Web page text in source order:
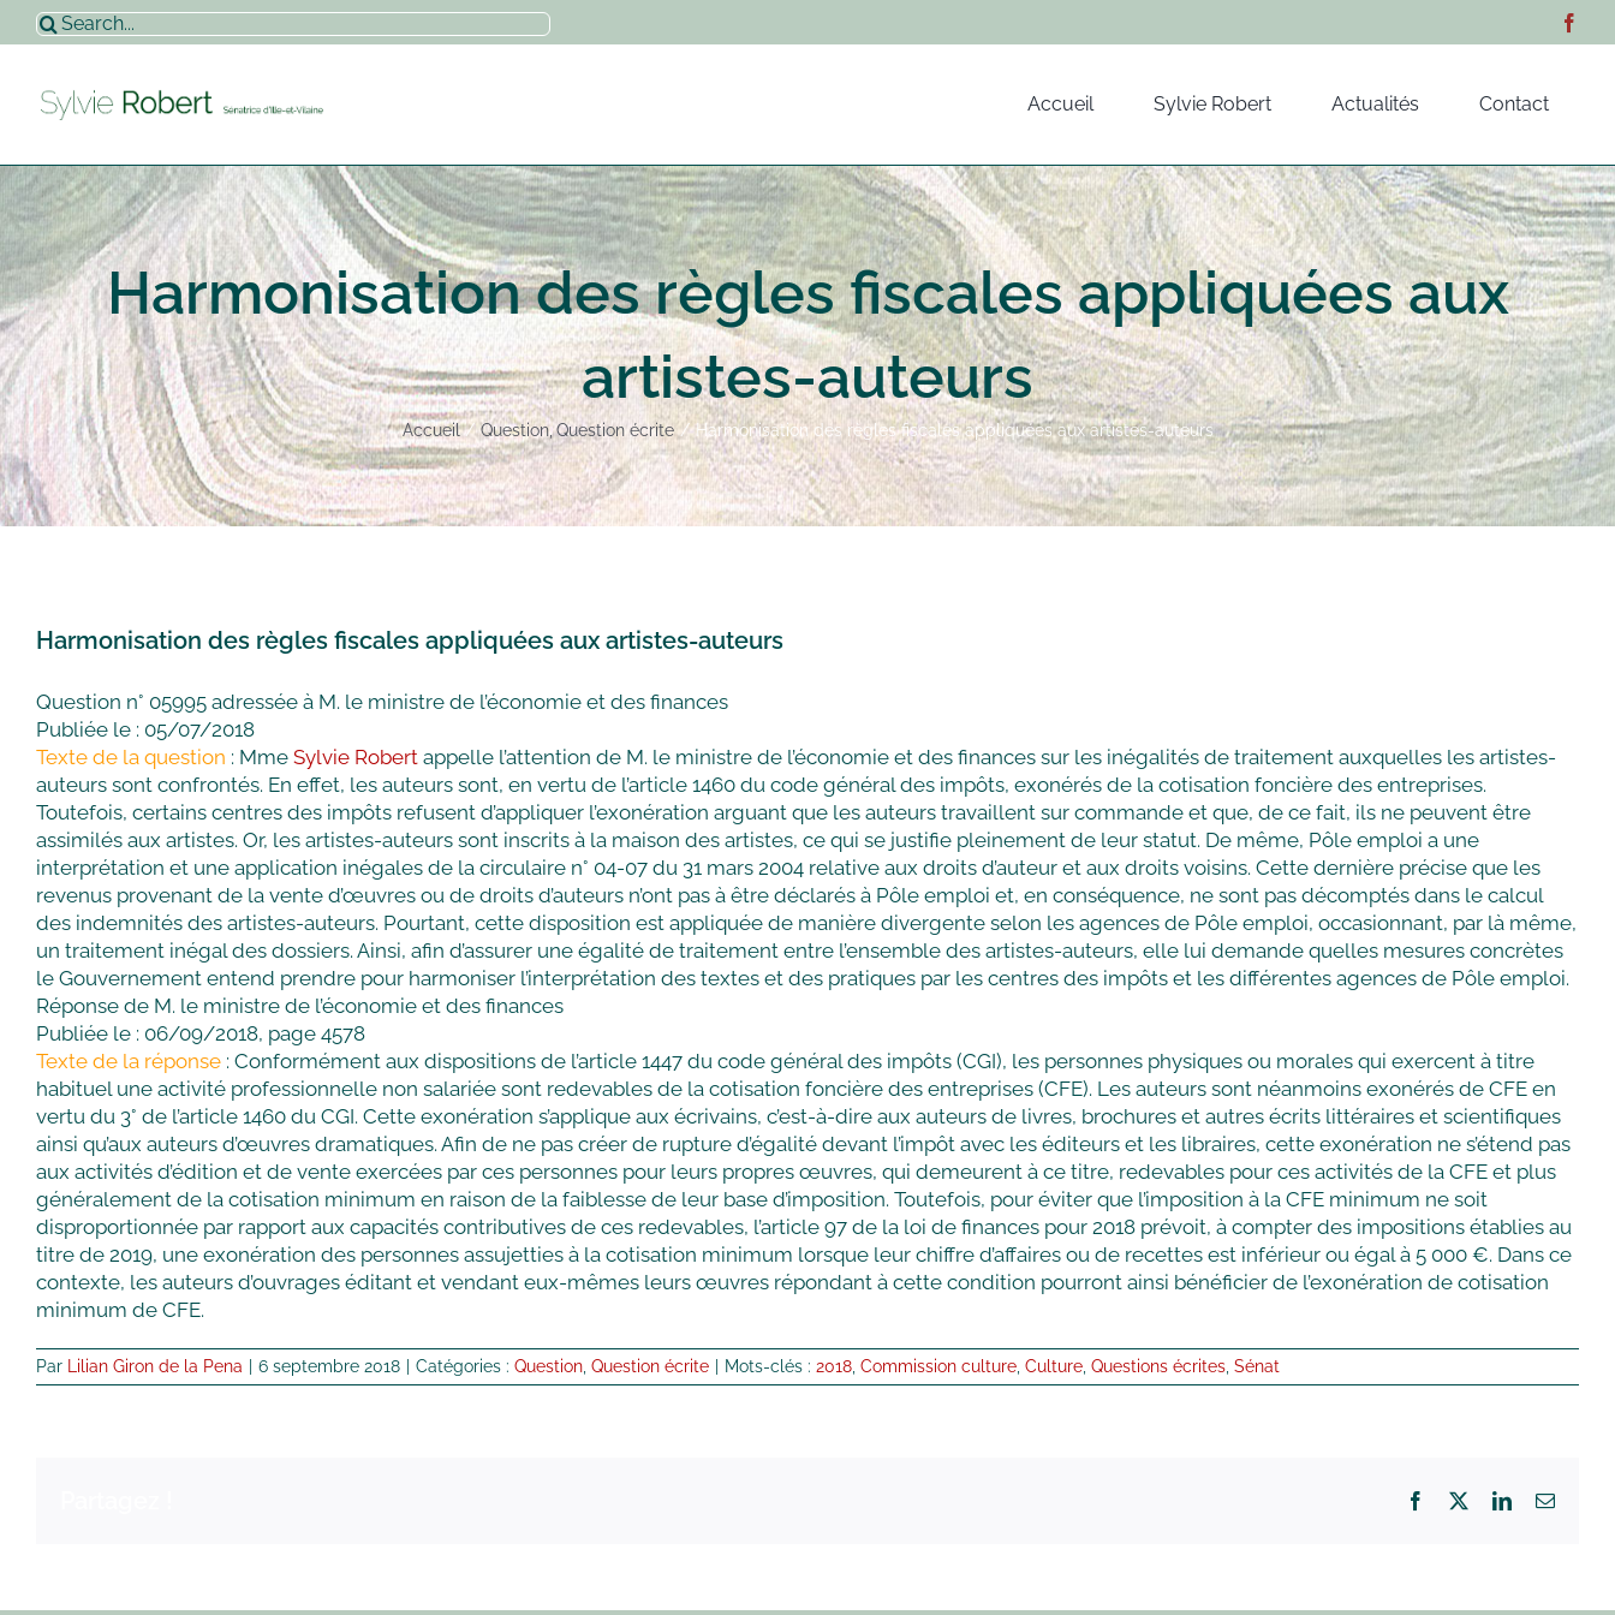
Passer
au
Rechercher:
Accueil Sylvie Robert Actualités Contact
Harmonisation des règles fiscales appliquées aux
artistes-auteurs
Accueil Question Question écrite Harmonisation des règles fiscales appliquées aux artistes-auteurs
Harmonisation des règles fiscales appliquées aux artistes-auteurs
Question n° 05995 adressée à M. le ministre de l’économie et des finances
Publiée le : 05/07/2018
Texte de la question : Mme Sylvie Robert appelle l’attention de M. le ministre de l’économie et des finances sur les inégalités de traitement auxquelles les artistes-
auteurs sont confrontés. En effet, les auteurs sont, en vertu de l’article 1460 du code général des impôts, exonérés de la cotisation foncière des entreprises.
Toutefois, certains centres des impôts refusent d’appliquer l’exonération arguant que les auteurs travaillent sur commande et que, de ce fait, ils ne peuvent être
assimilés aux artistes. Or, les artistes-auteurs sont inscrits à la maison des artistes, ce qui se justifie pleinement de leur statut. De même, Pôle emploi a une
interprétation et une application inégales de la circulaire n° 04-07 du 31 mars 2004 relative aux droits d’auteur et aux droits voisins. Cette dernière précise que les
revenus provenant de la vente d’œuvres ou de droits d’auteurs n’ont pas à être déclarés à Pôle emploi et, en conséquence, ne sont pas décomptés dans le calcul
des indemnités des artistes-auteurs. Pourtant, cette disposition est appliquée de manière divergente selon les agences de Pôle emploi, occasionnant, par là même,
un traitement inégal des dossiers. Ainsi, afin d’assurer une égalité de traitement entre l’ensemble des artistes-auteurs, elle lui demande quelles mesures concrètes
le Gouvernement entend prendre pour harmoniser l’interprétation des textes et des pratiques par les centres des impôts et les différentes agences de Pôle emploi.
Réponse de M. le ministre de l’économie et des finances
Publiée le : 06/09/2018, page 4578
Texte de la réponse : Conformément aux dispositions de l’article 1447 du code général des impôts (CGI), les personnes physiques ou morales qui exercent à titre
habituel une activité professionnelle non salariée sont redevables de la cotisation foncière des entreprises (CFE). Les auteurs sont néanmoins exonérés de CFE en
vertu du 3° de l’article 1460 du CGI. Cette exonération s’applique aux écrivains, c’est-à-dire aux auteurs de livres, brochures et autres écrits littéraires et scientifiques
ainsi qu’aux auteurs d’œuvres dramatiques. Afin de ne pas créer de rupture d’égalité devant l’impôt avec les éditeurs et les libraires, cette exonération ne s’étend pas
aux activités d’édition et de vente exercées par ces personnes pour leurs propres œuvres, qui demeurent à ce titre, redevables pour ces activités de la CFE et plus
généralement de la cotisation minimum en raison de la faiblesse de leur base d’imposition. Toutefois, pour éviter que l’imposition à la CFE minimum ne soit
disproportionnée par rapport aux capacités contributives de ces redevables, l’article 97 de la loi de finances pour 2018 prévoit, à compter des impositions établies au
titre de 2019, une exonération des personnes assujetties à la cotisation minimum lorsque leur chiffre d’affaires ou de recettes est inférieur ou égal à 5 000 €. Dans ce
contexte, les auteurs d’ouvrages éditant et vendant eux-mêmes leurs œuvres répondant à cette condition pourront ainsi bénéficier de l’exonération de cotisation
minimum de CFE.
Par Lilian Giron de la Pena 6 septembre 2018 Catégories : Question Question écrite Mots-clés : 2018 Commission culture Culture Questions écrites Sénat
Facebook LinkedInEmail